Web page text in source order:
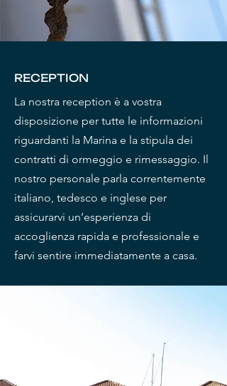
RECEPTION
La nostra reception è a vostra
disposizione per tutte le informazioni
riguardanti la Marina e la stipula dei
contratti di ormeggio e rimessaggio. Il
nostro personale parla correntemente
italiano, tedesco e inglese per
assicurarvi un’esperienza di
accoglienza rapida e professionale e
farvi sentire immediatamente a casa.